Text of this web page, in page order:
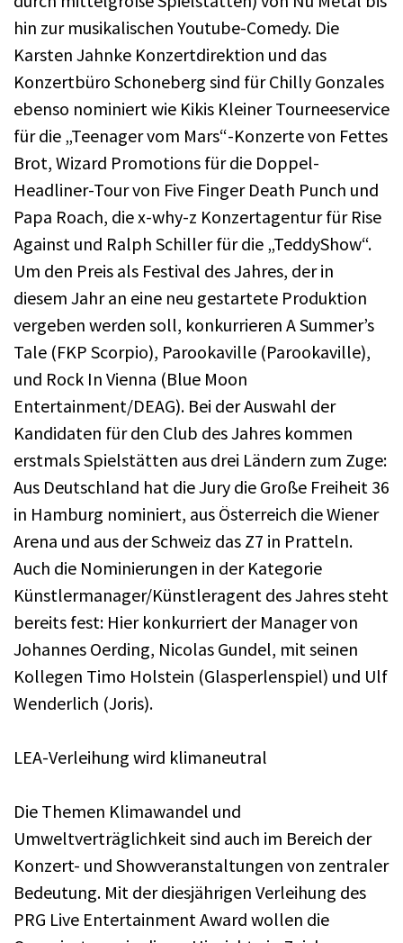
hin zur musikalischen Youtube-Comedy. Die
Karsten Jahnke Konzertdirektion und das
Konzertbüro Schoneberg sind für Chilly Gonzales
ebenso nominiert wie Kikis Kleiner Tourneeservice
für die „Teenager vom Mars“-Konzerte von Fettes
Brot, Wizard Promotions für die Doppel-
Headliner-Tour von Five Finger Death Punch und
Papa Roach, die x-why-z Konzertagentur für Rise
Against und Ralph Schiller für die „TeddyShow“.
Um den Preis als Festival des Jahres, der in
diesem Jahr an eine neu gestartete Produktion
vergeben werden soll, konkurrieren A Summer’s
Tale (FKP Scorpio), Parookaville (Parookaville),
und Rock In Vienna (Blue Moon
Entertainment/DEAG). Bei der Auswahl der
Kandidaten für den Club des Jahres kommen
erstmals Spielstätten aus drei Ländern zum Zuge:
Aus Deutschland hat die Jury die Große Freiheit 36
in Hamburg nominiert, aus Österreich die Wiener
Arena und aus der Schweiz das Z7 in Pratteln.
Auch die Nominierungen in der Kategorie
Künstlermanager/Künstleragent des Jahres steht
bereits fest: Hier konkurriert der Manager von
Johannes Oerding, Nicolas Gundel, mit seinen
Kollegen Timo Holstein (Glasperlenspiel) und Ulf
Wenderlich (Joris).
LEA-Verleihung wird klimaneutral
Die Themen Klimawandel und
Umweltverträglichkeit sind auch im Bereich der
Konzert- und Showveranstaltungen von zentraler
Bedeutung. Mit der diesjährigen Verleihung des
PRG Live Entertainment Award wollen die